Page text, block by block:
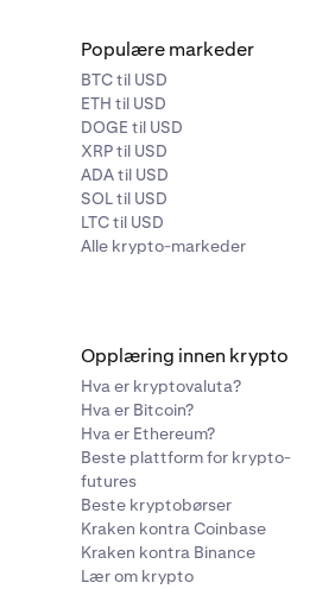
Populære markeder
BTC til USD
ETH til USD
DOGE til USD
XRP til USD
ADA til USD
SOL til USD
LTC til USD
Alle krypto-markeder
Opplæring innen krypto
Hva er kryptovaluta?
Hva er Bitcoin?
Hva er Ethereum?
Beste plattform for krypto-
futures
Beste kryptobørser
Kraken kontra Coinbase
Kraken kontra Binance
Lær om krypto